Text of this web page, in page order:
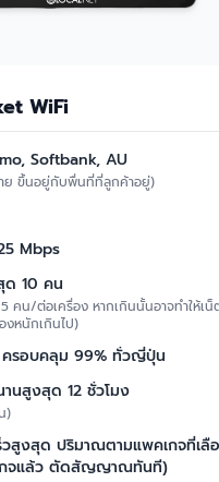
WiFi
Softbank, AU
ย ขึ้นอยู่กับพื่นที่ที่ลูกค้าอยู่)
Mbps
ด 10 คน
คน/ต่อเครื่อง หากเกินนั้นอาจทำให้เน็
งหนักเกินไป)
อบคลุม 99% ทั่วญี่ปุ่น
นสูงสุด 12 ชั่วโมง
)
วสูงสุด ปริมาณตามแพคเกจที่เลื
กจแล้ว ตัดสัญญาณทันที)